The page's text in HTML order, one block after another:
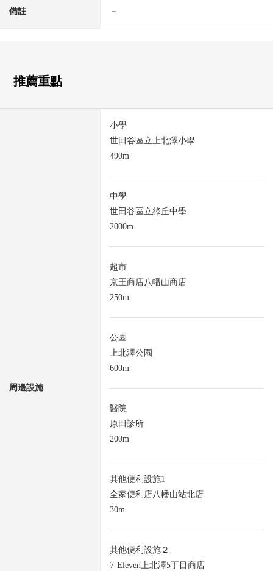
備註 －
推薦重點
周邊設施
小學
世田谷區立上北澤小學
490m
中學
世田谷區立綠丘中學
2000m
超市
京王商店八幡山商店
250m
公園
上北澤公園
600m
醫院
原田診所
200m
其他便利設施1
全家便利店八幡山站北店
30m
其他便利設施２
7-Eleven上北澤5丁目商店